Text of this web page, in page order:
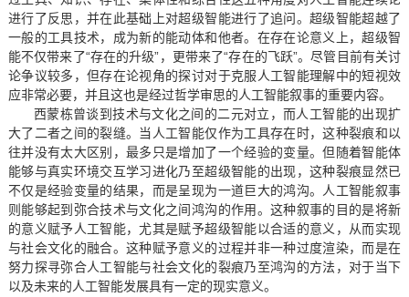
进行了反思，并在此基础上对超级智能进行了追问。超级智能超越了
一般的工具技术，成为新的能动体和他者。在存在论意义上，超级智
能不仅带来了“存在的升级”，更带来了“存在的飞跃”。尽管目前有关讨
论争议较多，但存在论视角的探讨对于克服人工智能理解中的短视效
应非常必要，并且这也是经过哲学审思的人工智能叙事的重要内容。
西蒙栋曾谈到技术与文化之间的二元对立，而人工智能的出现扩
大了二者之间的裂缝。当人工智能仅作为工具存在时，这种裂痕和以
往并没有太大区别，最多只是增加了一个经验的变量。但随着智能体
能够与真实环境交互学习进化乃至超级智能的出现，这种裂痕显然已
不仅是经验变量的结果，而是呈现为一道巨大的鸿沟。人工智能叙事
则能够起到弥合技术与文化之间鸿沟的作用。这种叙事的目的是将新
的意义赋予人工智能，尤其是赋予超级智能以合适的意义，从而实现
与社会文化的融合。这种赋予意义的过程并非一种过度渲染，而是在
努力探寻弥合人工智能与社会文化的裂痕乃至鸿沟的方法，对于当下
以及未来的人工智能发展具有一定的现实意义。